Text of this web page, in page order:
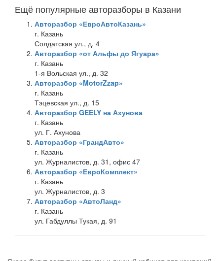
Ещё популярные авторазборы в Казани
Авторазбор «ЕвроАвтоКазань»
г. Казань
Солдатская ул., д. 4
Авторазбор «от Альфы до Ягуара»
г. Казань
1-я Вольская ул., д. 32
Авторазбор «MotorZzap»
г. Казань
Тэцевская ул., д. 15
Авторазбор GEELY на Ахунова
г. Казань
ул. Г. Ахунова
Авторазбор «ГрандАвто»
г. Казань
ул. Журналистов, д. 31, офис 47
Авторазбор «ЕвроКомплект»
г. Казань
ул. Журналистов, д. 3
Авторазбор «АвтоЛанд»
г. Казань
ул. Габдуллы Тукая, д. 91